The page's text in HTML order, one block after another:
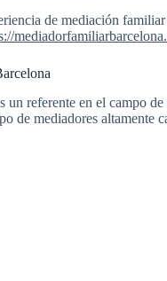
de mediación
un referente en el campo
de mediadores altamente